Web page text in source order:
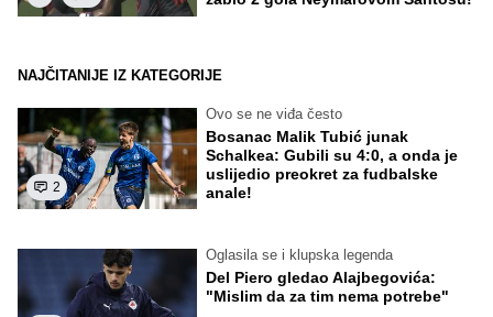
NAJČITANIJE IZ KATEGORIJE
2
Ovo se ne viđa često
Bosanac Malik Tubić junak
Schalkea: Gubili su 4:0, a onda je
uslijedio preokret za fudbalske
anale!
Oglasila se i klupska legenda
Del Piero gledao Alajbegovića:
"Mislim da za tim nema potrebe"